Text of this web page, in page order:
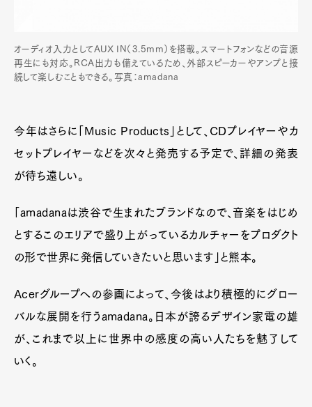
オーディオ入力としてAUX IN（3.5mm）を搭載。スマートフォンなどの音源
再生にも対応。RCA出力も備えているため、外部スピーカーやアンプと接
続して楽しむこともできる。写真：amadana
今年はさらに「Music Products」として、CDプレイヤーやカ
セットプレイヤーなどを次々と発売する予定で、詳細の発表
が待ち遠しい。
「amadanaは渋谷で生まれたブランドなので、音楽をはじめ
とするこのエリアで盛り上がっているカルチャーをプロダクト
の形で世界に発信していきたいと思います」と熊本。
Acerグループへの参画によって、今後はより積極的にグロー
バルな展開を行うamadana。日本が誇るデザイン家電の雄
が、これまで以上に世界中の感度の高い人たちを魅了して
いく。